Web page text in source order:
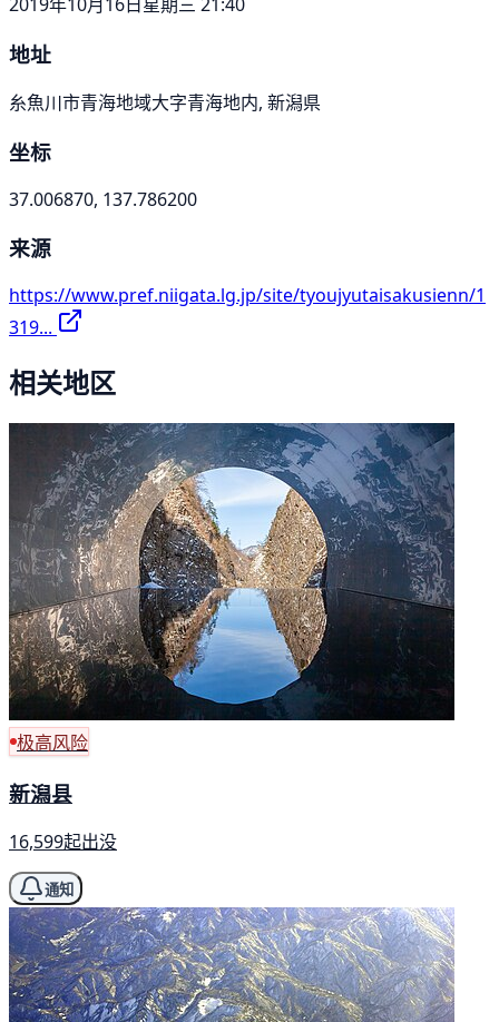
地址
糸魚川市青海地域大字青海地内, 新潟県
坐标
37.006870, 137.786200
来源
https://www.pref.niigata.lg.jp/site/tyoujyutaisakusienn/1
319...
相关地区
极高风险
新潟县
16,599起出没
通知